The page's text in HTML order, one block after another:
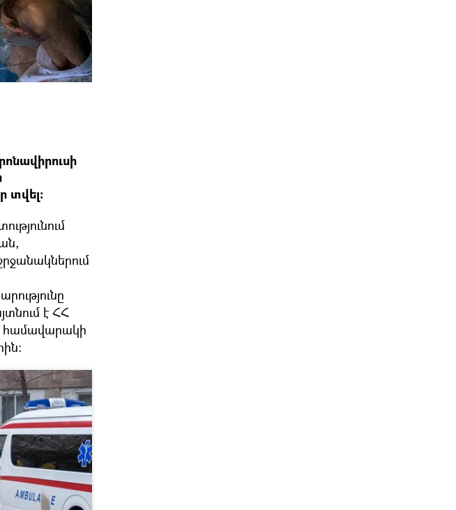
տվել:
է ՀՀ
համավարակի